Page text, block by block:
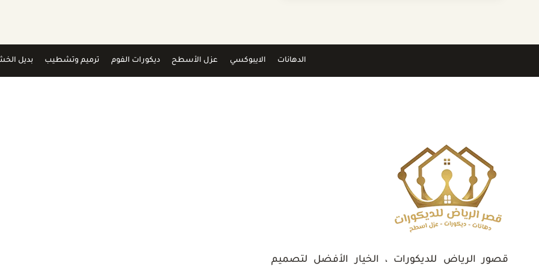
فوق
الدهانات الايبوكسي عزل الأسطح ديكورات الفوم ترميم وتشطيب بديل
قصور الرياض للديكورات ، الخيار الأفضل لتصميم